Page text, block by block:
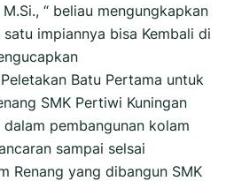
“ beliau mengungkapkan
impiannya bisa Kembali di
Batu Pertama untuk
SMK Pertiwi Kuningan
pembangunan kolam
sampai selsai
Renang yang dibangun SMK